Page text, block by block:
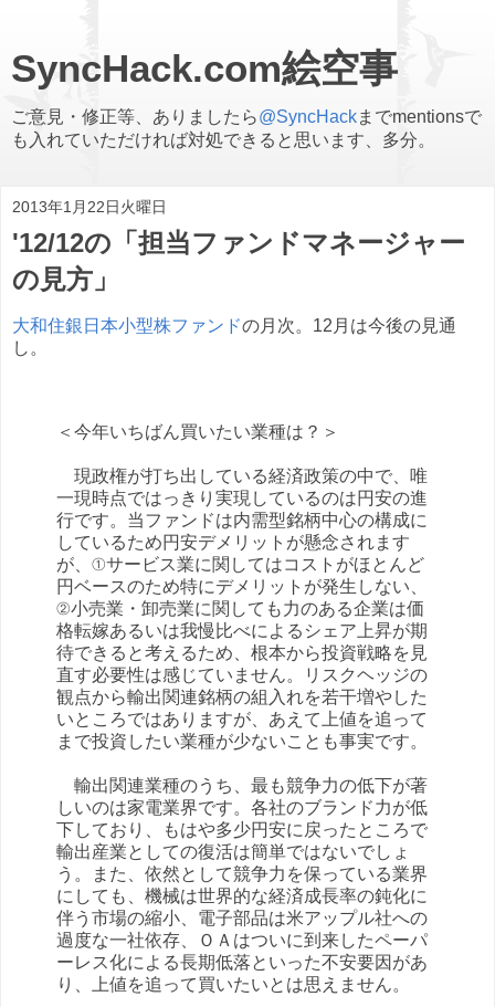
SyncHack.com絵空事
ご意見・修正等、ありましたら@SyncHackまでmentionsで
も入れていただければ対処できると思います、多分。
2013年1月22日火曜日
'12/12の「担当ファンドマネージャー
の見方」
大和住銀日本小型株ファンドの月次。12月は今後の見通
し。
＜今年いちばん買いたい業種は？＞
現政権が打ち出している経済政策の中で、唯
一現時点ではっきり実現しているのは円安の進
行です。当ファンドは内需型銘柄中心の構成に
しているため円安デメリットが懸念されます
が、①サービス業に関してはコストがほとんど
円ベースのため特にデメリットが発生しない、
②小売業・卸売業に関しても力のある企業は価
格転嫁あるいは我慢比べによるシェア上昇が期
待できると考えるため、根本から投資戦略を見
直す必要性は感じていません。リスクヘッジの
観点から輸出関連銘柄の組入れを若干増やした
いところではありますが、あえて上値を追って
まで投資したい業種が少ないことも事実です。
輸出関連業種のうち、最も競争力の低下が著
しいのは家電業界です。各社のブランド力が低
下しており、もはや多少円安に戻ったところで
輸出産業としての復活は簡単ではないでしょ
う。また、依然として競争力を保っている業界
にしても、機械は世界的な経済成長率の鈍化に
伴う市場の縮小、電子部品は米アップル社への
過度な一社依存、ＯＡはついに到来したペーパ
ーレス化による長期低落といった不安要因があ
り、上値を追って買いたいとは思えません。